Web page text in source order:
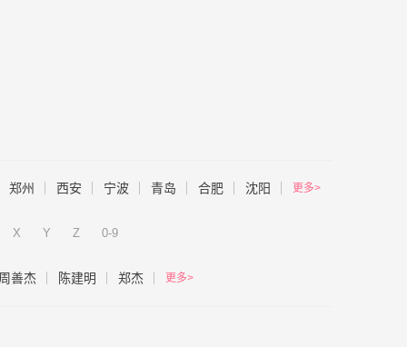
郑州 西安 宁波 青岛 合肥 沈阳 更多>
X Y Z 0-9
善杰 陈建明 郑杰 更多>